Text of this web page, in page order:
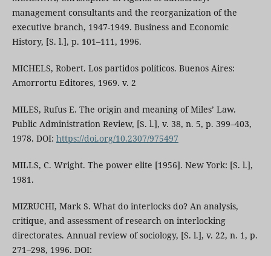
management consultants and the reorganization of the
executive branch, 1947-1949. Business and Economic
History, [S. l.], p. 101–111, 1996.
MICHELS, Robert. Los partidos políticos. Buenos Aires:
Amorrortu Editores, 1969. v. 2
MILES, Rufus E. The origin and meaning of Miles’ Law.
Public Administration Review, [S. l.], v. 38, n. 5, p. 399–403,
1978. DOI: https://doi.org/10.2307/975497
MILLS, C. Wright. The power elite [1956]. New York: [S. l.],
1981.
MIZRUCHI, Mark S. What do interlocks do? An analysis,
critique, and assessment of research on interlocking
directorates. Annual review of sociology, [S. l.], v. 22, n. 1, p.
271–298, 1996. DOI: